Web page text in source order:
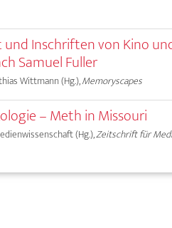
und Inschriften von Kino
Samuel Fuller
Wittmann (Hg.),Memoryscapes
– Meth in Missouri
(Hg.),Zeitschrift für